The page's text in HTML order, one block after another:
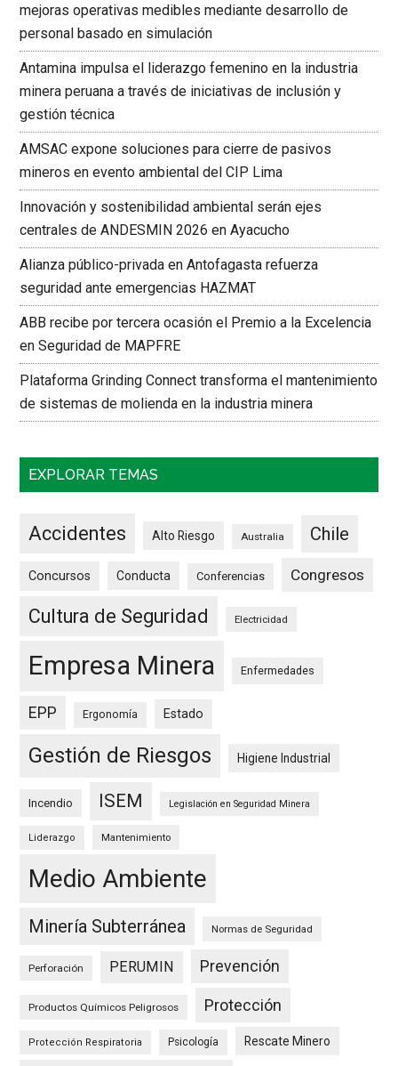
mejoras operativas medibles mediante desarrollo de
personal basado en simulación
Antamina impulsa el liderazgo femenino en la industria
minera peruana a través de iniciativas de inclusión y
gestión técnica
AMSAC expone soluciones para cierre de pasivos
mineros en evento ambiental del CIP Lima
Innovación y sostenibilidad ambiental serán ejes
centrales de ANDESMIN 2026 en Ayacucho
Alianza público-privada en Antofagasta refuerza
seguridad ante emergencias HAZMAT
ABB recibe por tercera ocasión el Premio a la Excelencia
en Seguridad de MAPFRE
Plataforma Grinding Connect transforma el mantenimiento
de sistemas de molienda en la industria minera
EXPLORAR TEMAS
Accidentes Alto Riesgo Australia Chile
Concursos Conducta Conferencias Congresos
Cultura de Seguridad Electricidad
Empresa Minera Enfermedades
EPP Ergonomía Estado
Gestión de Riesgos Higiene Industrial
Incendio ISEM Legislación en Seguridad Minera
Liderazgo Mantenimiento
Medio Ambiente
Minería Subterránea Normas de Seguridad
Perforación PERUMIN Prevención
Productos Químicos Peligrosos Protección
Protección Respiratoria Psicología Rescate Minero